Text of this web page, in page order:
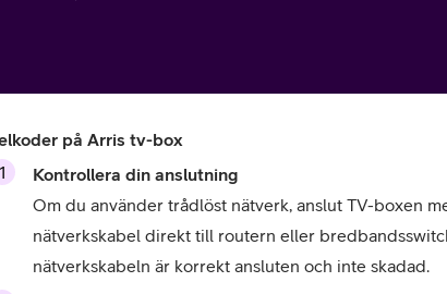
på Arris tv-box
Om du använder trådlöst nätverk, anslut TV-boxen
nätverkskabel direkt till routern eller
nätverkskabeln är korrekt ansluten och inte skadad.